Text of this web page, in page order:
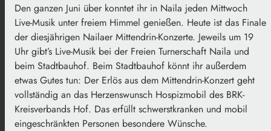
Den ganzen Juni über konntet ihr in Naila jeden Mittwoch
Live-Musik unter freiem Himmel genießen. Heute ist das Finale
der diesjährigen Nailaer Mittendrin-Konzerte. Jeweils um 19
Uhr gibt’s Live-Musik bei der Freien Turnerschaft Naila und
beim Stadtbauhof. Beim Stadtbauhof könnt ihr außerdem
etwas Gutes tun: Der Erlös aus dem Mittendrin-Konzert geht
vollständig an das Herzenswunsch Hospizmobil des BRK-
Kreisverbands Hof. Das erfüllt schwerstkranken und mobil
eingeschränkten Personen besondere Wünsche.